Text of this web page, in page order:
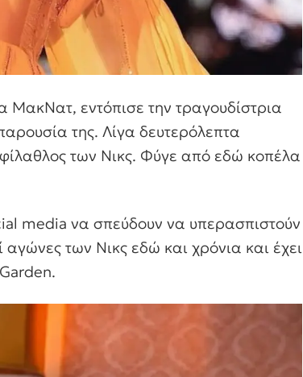
ΜακΝατ, εντόπισε την τραγουδίστρια
της. Λίγα δευτερόλεπτα
των Νικς. Φύγε από εδώ κοπέλα
media να σπεύδουν να υπερασπιστούν
αγώνες των Νικς εδώ και χρόνια και έχει